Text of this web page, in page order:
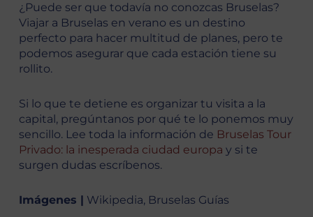
¿Puede ser que todavía no conozcas Bruselas?
Viajar a Bruselas en verano es un destino
perfecto para hacer multitud de planes, pero te
podemos asegurar que cada estación tiene su
rollito.
Si lo que te detiene es organizar tu visita a la
capital, pregúntanos por qué te lo ponemos muy
sencillo. Lee toda la información de Bruselas Tour
Privado: la inesperada ciudad europa y si te
surgen dudas escríbenos.
Imágenes | Wikipedia, Bruselas Guías